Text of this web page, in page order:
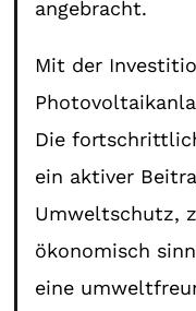
angebracht.
Mit der
Die
ein aktiver
Umweltschutz,
ökonomisch
eine